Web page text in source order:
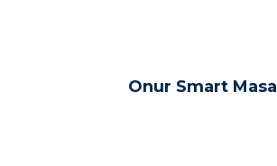
Onur Smart Masa